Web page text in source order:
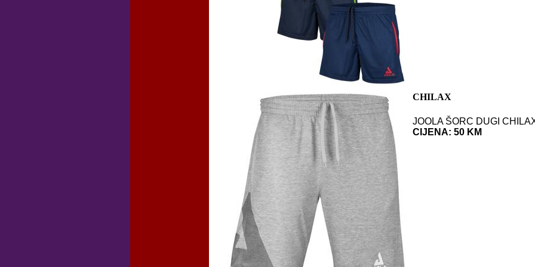
CHILAX
JOOLA ŠORC DUGI
CIJENA: 50 KM